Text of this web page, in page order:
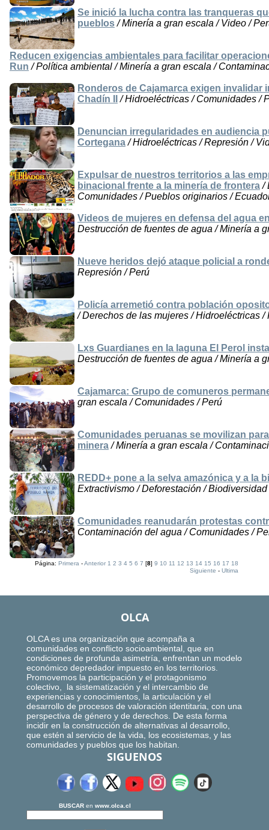
Se inició la lucha contra las tranqueras
pueblos/ Minería a gran escala / Video /
Reducen exigencias ambientales para facilitar
Run / Política ambiental / Minería a gran escala /
Ronderos de Cajamarca exigen
Chadín II
/ Hidroeléctricas / Comunidades /
Denuncian irregularidades en audiencia
Cortegana/ Hidroeléctricas / Represión /
Expulsar de nuestros territorios a las
binacional frente a la minería de frontera/
Comunidades / Pueblos originarios /
Videos de mujeres en defensa del agua
Destrucción de fuentes de agua / Minería a
Nueve heridos dejó ataque policial a
Represión / Perú
Policía arremetió contra población
/ Derechos de las mujeres / Hidroeléctricas /
Lxs Guardianes en la laguna El Perol
Destrucción de fuentes de agua / Minería a
Cajamarca: Grupo de comuneros
gran escala / Comunidades / Perú
Comunidades peruanas se movilizan
minera/ Minería a gran escala /
REDD+ pone a la selva amazónica y a la
Extractivismo / Deforestación / Biodiversidad
Comunidades reanudarán protestas
Contaminación del agua / Comunidades /
Página:Primera -Anterior 1 2 3 4 5 6 7 [8]9 10 11 12 13 14 15 16 17 18
Siguiente -Ultima
OLCA
OLCA es una organización que acompaña a
comunidades en conflicto socioambiental, que en
condiciones de profunda asimetría, enfrentan un modelo
económico depredador impuesto en los territorios.
Promovemos la participación y el protagonismo
colectivo, la sistematización y el intercambio de
experiencias y conocimientos, la articulación y el
desarrollo de procesos de valoración identitaria, con una
perspectiva de género y de derechos. De esta forma
incidir en la construcción de alternativas al desarrollo,
que estén al servicio de la vida, los ecosistemas, y las
comunidades y pueblos que los habitan.
SIGUENOS
BUSCAR en www.olca.cl